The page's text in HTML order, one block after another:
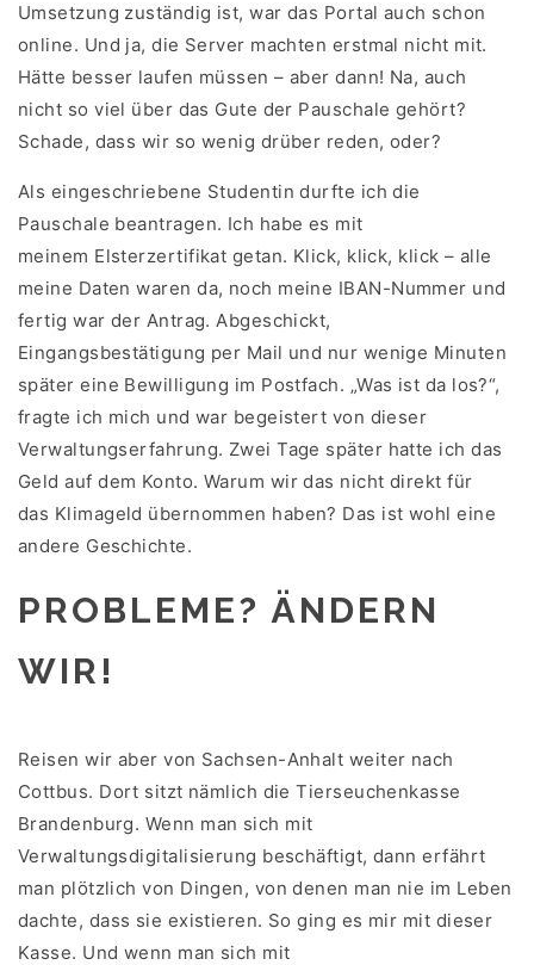
Umsetzung zuständig ist, war das Portal auch schon
online. Und ja, die Server machten erstmal nicht mit.
Hätte besser laufen müssen – aber dann! Na, auch
nicht so viel über das Gute der Pauschale gehört?
Schade, dass wir so wenig drüber reden, oder?
Als eingeschriebene Studentin durfte ich die
Pauschale beantragen. Ich habe es mit
meinem Elsterzertifikat getan. Klick, klick, klick – alle
meine Daten waren da, noch meine IBAN-Nummer und
fertig war der Antrag. Abgeschickt,
Eingangsbestätigung per Mail und nur wenige Minuten
später eine Bewilligung im Postfach. „Was ist da los?“,
fragte ich mich und war begeistert von dieser
Verwaltungserfahrung. Zwei Tage später hatte ich das
Geld auf dem Konto. Warum wir das nicht direkt für
das Klimageld übernommen haben? Das ist wohl eine
andere Geschichte.
PROBLEME? ÄNDERN
WIR!
Reisen wir aber von Sachsen-Anhalt weiter nach
Cottbus. Dort sitzt nämlich die Tierseuchenkasse
Brandenburg. Wenn man sich mit
Verwaltungsdigitalisierung beschäftigt, dann erfährt
man plötzlich von Dingen, von denen man nie im Leben
dachte, dass sie existieren. So ging es mir mit dieser
Kasse. Und wenn man sich mit